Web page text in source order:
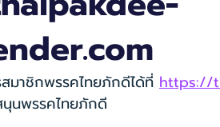
ครสมาชิกพรรคไทยภักดีได้ที่
https://
นพรรคไทยภักดี